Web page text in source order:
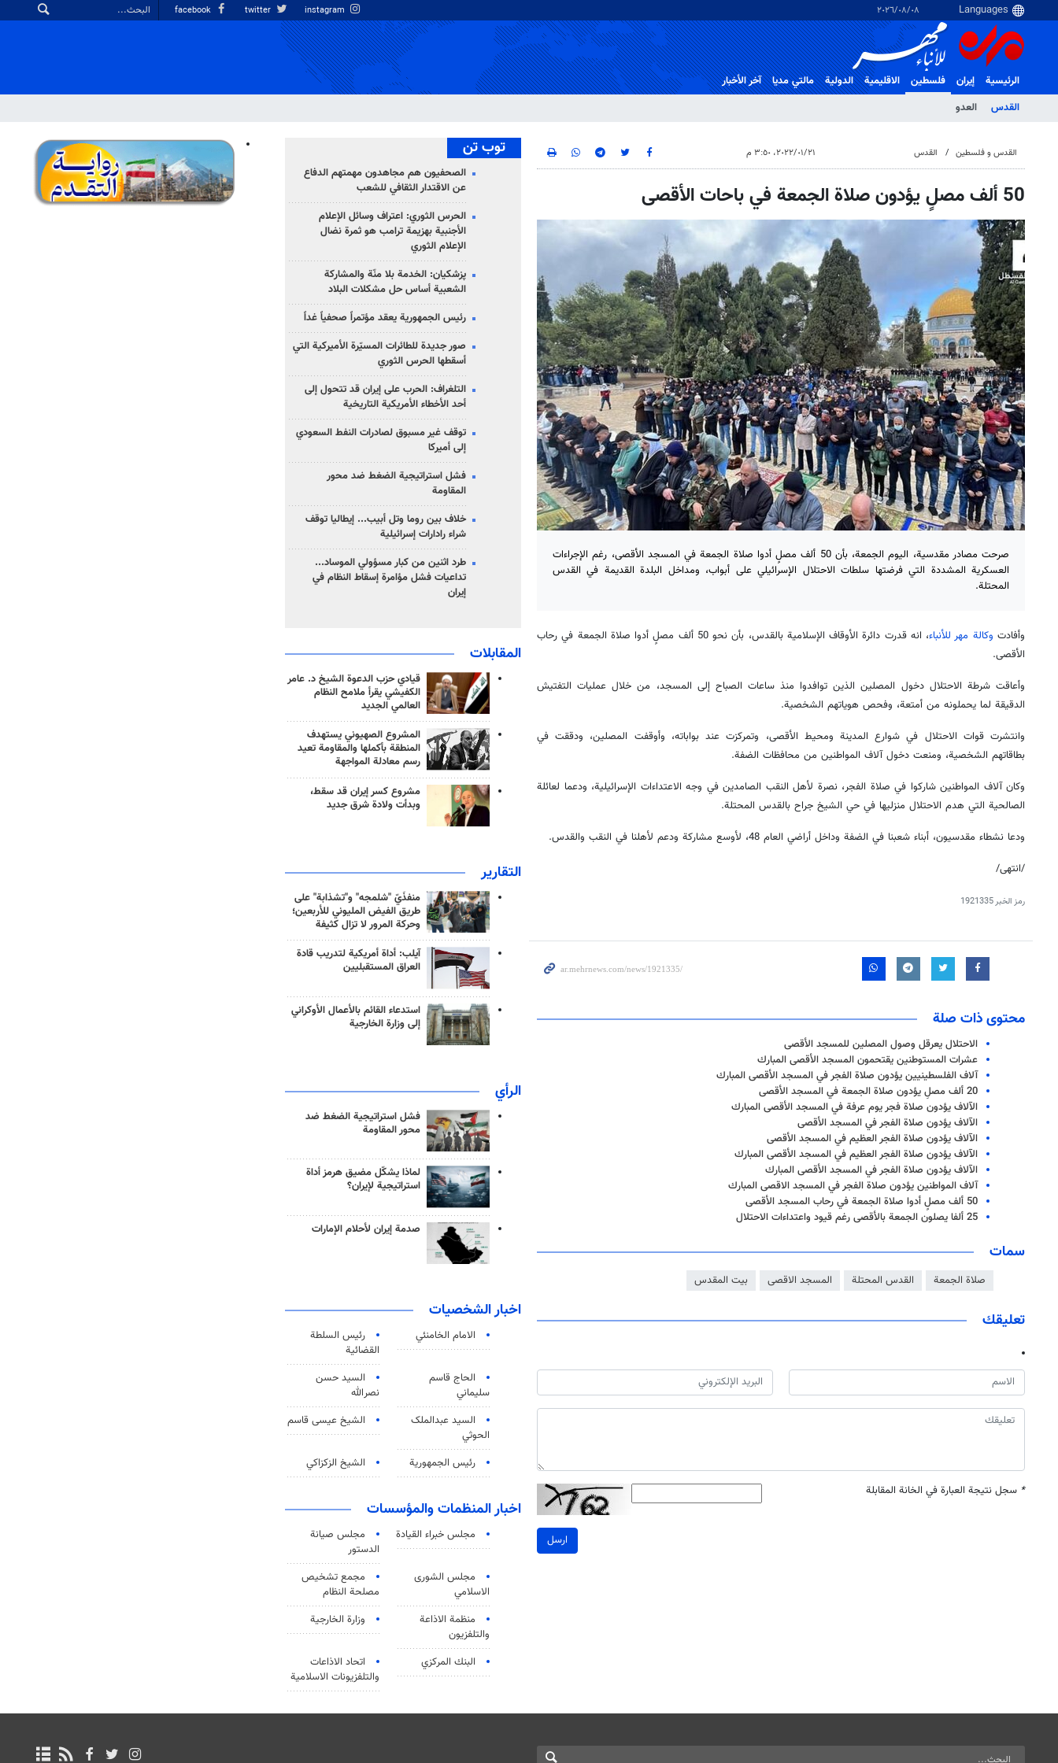
٠٨‏/٠٨‏/٢٠٢٦
الرئيسية إيران
فلسطین
القدس
العدو
الاقلیمیة الدولية مالتي مدیا آخر الأخبار
القدس و فلسطین القدس ٢١‏/٠١‏/٢٠٢٢، ٣:٥٠ م
50 ألف مصلٍ يؤدون صلاة الجمعة في باحات الأقصى
صرحت مصادر مقدسية، اليوم الجمعة، بأن 50 ألف مصلٍ أدوا صلاة الجمعة في المسجد الأقصى، رغم الإجراءات
العسكرية المشددة التي فرضتها سلطات الاحتلال الإسرائيلي على أبواب، ومداخل البلدة القديمة في القدس
المحتلة.
وأفادت وكالة مهر للأنباء
، انه قدرت دائرة الأوقاف الإسلامية بالقدس، بأن نحو 50 ألف مصلٍ أدوا صلاة الجمعة في رحاب
الأقصى.
وأعاقت شرطة الاحتلال دخول المصلين الذين توافدوا منذ ساعات الصباح إلى المسجد، من خلال عمليات التفتيش
الدقيقة لما يحملونه من أمتعة، وفحص هوياتهم الشخصية.
وانتشرت قوات الاحتلال في شوارع المدينة ومحيط الأقصى، وتمركزت عند بواباته، وأوقفت المصلين، ودققت في
بطاقاتهم الشخصية، ومنعت دخول آلاف المواطنين من محافظات الضفة.
وكان آلاف المواطنين شاركوا في صلاة الفجر، نصرة لأهل النقب الصامدين في وجه الاعتداءات الإسرائيلية، ودعما لعائلة
الصالحية التي هدم الاحتلال منزليها في حي الشيخ جراح بالقدس المحتلة.
ودعا نشطاء مقدسيون، أبناء شعبنا في الضفة وداخل أراضي العام 48، لأوسع مشاركة ودعم لأهلنا في النقب والقدس.
/انتهی/
رمز الخبر1921335
محتوى ذات صلة
الاحتلال يعرقل وصول المصلين للمسجد الأقصى
عشرات المستوطنين يقتحمون المسجد الأقصى المبارك
آلاف الفلسطينيين يؤدون صلاة الفجر في المسجد الأقصى المبارك
20 ألف مصلِ يؤدون صلاة الجمعة في المسجد الأقصى
الآلاف يؤدون صلاة فجر يوم عرفة في المسجد الأقصى المبارك
الآلاف يؤدون صلاة الفجر في المسجد الأقصى
الآلاف يؤدون صلاة الفجر العظيم في المسجد الأقصى
الآلاف يؤدون صلاة الفجر العظيم في المسجد الأقصى المبارك
الآلاف يؤدون صلاة الفجر في المسجد الأقصى المبارك
آلاف المواطنين يؤدون صلاة الفجر في المسجد الاقصى المبارك
50 ألف مصلٍ أدوا صلاة الجمعة في رحاب المسجد الأقصى
25 ألفا يصلون الجمعة بالأقصى رغم قيود واعتداءات الاحتلال
سمات
صلاة الجمعة القدس المحتلة المسجد الاقصى بيت المقدس
تعليقك
* سجل نتيجة العبارة في الخانة المقابلة
ارسل
توب تن
الصحفيون هم مجاهدون مهمتهم الدفاع
عن الاقتدار الثقافي للشعب
الحرس الثوري: اعتراف وسائل الإعلام
الأجنبية بهزيمة ترامب هو ثمرة نضال
الإعلام الثوري
پزشکیان: الخدمة بلا منّة والمشاركة
الشعبية أساس حل مشكلات البلاد
رئيس الجمهورية يعقد مؤتمراً صحفياً غداً
صور جديدة للطائرات المسيّرة الأميركية التي
أسقطها الحرس الثوري
التلغراف: الحرب على إيران قد تتحول إلى
أحد الأخطاء الأمريكية التاريخية
توقف غير مسبوق لصادرات النفط السعودي
إلى أميركا
فشل استراتيجية الضغط ضد محور
المقاومة
خلاف بين روما وتل أبيب... إيطاليا توقف
شراء رادارات إسرائيلية
طرد اثنين من كبار مسؤولي الموساد...
تداعيات فشل مؤامرة إسقاط النظام في
إيران
المقابلات
قيادي حزب الدعوة الشيخ د. عامر
الكفيشي يقرأ ملامح النظام
العالمي الجديد
المشروع الصهيوني يستهدف
المنطقة بأكملها والمقاومة تعيد
رسم معادلة المواجهة
مشروع كسر إيران قد سقط،
وبدأت ولادة شرق جديد
التقارير
منفذَيّ "شلمجه" و"تشذابة" على
طريق الفيض المليوني للأربعين؛
وحركة المرور لا تزال كثيفة
آيلب: أداة أمريكية لتدريب قادة
العراق المستقبليين
استدعاء القائم بالأعمال الأوكراني
إلى وزارة الخارجية
الرأي
فشل استراتيجية الضغط ضد
محور المقاومة
لماذا يشكّل مضيق هرمز أداة
استراتيجية لإيران؟
صدمة إيران لأحلام الإمارات
اخبار الشخصيات
الامام الخامنئي
رئیس السلطة
القضائیة
الحاج قاسم
سليماني
السيد حسن
نصرالله
السید عبدالملک
الحوثي
الشيخ عيسى قاسم
رئيس الجمهورية الشيخ الزكزاكي
اخبار المنظمات والمؤسسات
مجلس خبراء القيادة
مجلس صيانة
الدستور
مجلس الشورى
الاسلامي
مجمع تشخيص
مصلحة النظام
منظمة الاذاعة
والتلفزیون
وزارة الخارجية
البنك المركزي
اتحاد الاذاعات
والتلفزيونات الاسلامية